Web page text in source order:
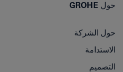
حول GROHE
حول الشركة
الاستدامة
التصميم